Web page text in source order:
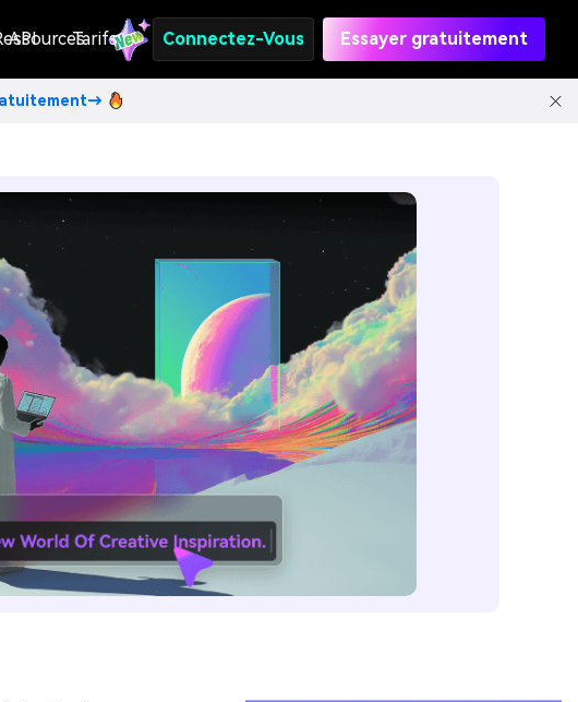
API Tarifs Connectez-Vous Essayer gratuitement